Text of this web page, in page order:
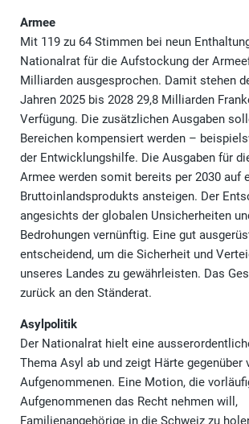
Armee
Mit 119 zu 64 Stimmen bei neun
Nationalrat für die Aufstockung der
Milliarden ausgesprochen. Damit stehen
Jahren 2025 bis 2028 29,8 Milliarden
Verfügung. Die zusätzlichen Ausgaben
Bereichen kompensiert werden –
der Entwicklungshilfe. Die Ausgaben für
Armee werden somit bereits per 2030 auf
Bruttoinlandsprodukts ansteigen. Der
angesichts der globalen Unsicherheiten
Bedrohungen vernünftig. Eine gut
entscheidend, um die Sicherheit und
unseres Landes zu gewährleisten. Das
zurück an den Ständerat.
Asylpolitik
Der Nationalrat hielt eine
Thema Asyl ab und zeigt Härte gegenüber
Aufgenommenen. Eine Motion, die
Aufgenommenen das Recht nehmen will,
Familienangehörige in die Schweiz zu